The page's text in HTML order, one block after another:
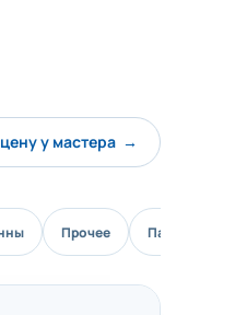
у мастера →
Прочее Пайка